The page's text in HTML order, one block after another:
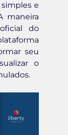
e
maneira
do
seu
o